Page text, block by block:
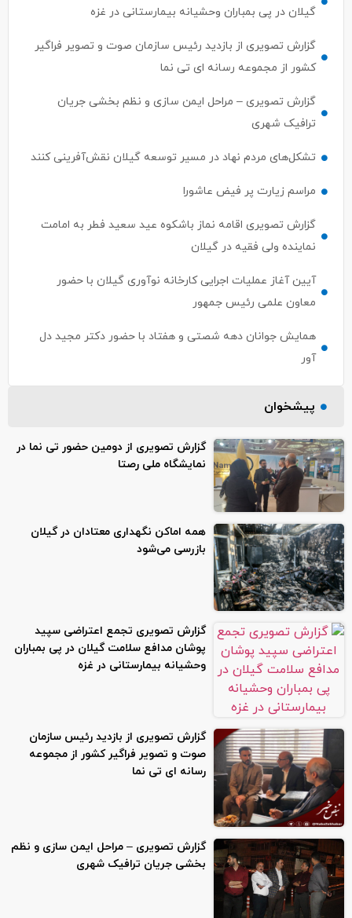
گیلان در پی بمباران وحشیانه بیمارستانی در غزه
گزارش تصویری از بازدید رئیس سازمان صوت و تصویر فراگیر
کشور از مجموعه رسانه ای تی نما
گزارش تصویری – مراحل ایمن سازی و نظم بخشی جریان
ترافیک شهری
تشکل‌های مردم نهاد در مسیر توسعه گیلان نقش‌آفرینی کنند
مراسم زیارت پر فیض عاشورا
گزارش تصویری اقامه نماز باشکوه عید سعید فطر به امامت
نماینده ولی فقیه در گیلان
آیین آغاز عملیات اجرایی کارخانه نوآوری گیلان با حضور
معاون علمی رئیس جمهور
همایش جوانان دهه شصتی و هفتاد با حضور دکتر مجید دل
آور
پیشخوان
گزارش تصویری از دومین حضور تی نما در
نمایشگاه ملی رصتا
همه اماکن نگهداری معتادان در گیلان
بازرسی می‌شود
گزارش تصویری تجمع اعتراضی سپید
پوشان مدافع سلامت گیلان در پی بمباران
وحشیانه بیمارستانی در غزه
گزارش تصویری از بازدید رئیس سازمان
صوت و تصویر فراگیر کشور از مجموعه
رسانه ای تی نما
گزارش تصویری – مراحل ایمن سازی و نظم
بخشی جریان ترافیک شهری